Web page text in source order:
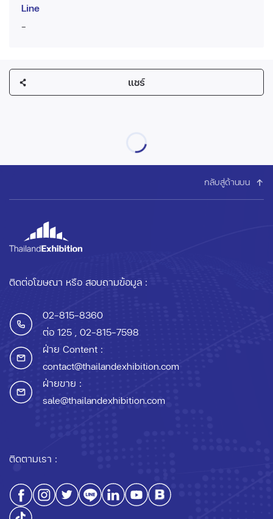
Line
-
แชร์
กลับสู่ด้านบน
ติดต่อโฆษณา หรือ สอบถามข้อมูล :
02-815-8360
ต่อ 125 , 02-815-7598
ฝ่าย Content :
contact@thailandexhibition.com
ฝ่ายขาย :
sale@thailandexhibition.com
ติดตามเรา :